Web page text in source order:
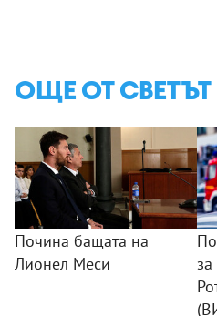
ОЩЕ ОТ СВЕТЪТ
Почина бащата на
Лионел Меси